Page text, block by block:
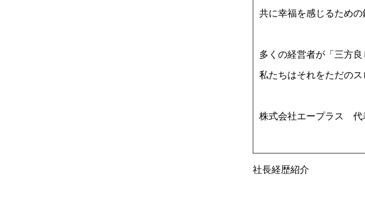
共に幸福を感じるための
多くの経営者が「三方良
私たちはそれをただの
株式会社エープラス
社長経歴紹介